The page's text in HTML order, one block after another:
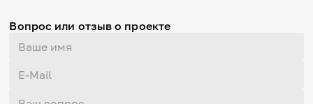
Вопрос или отзыв о проекте